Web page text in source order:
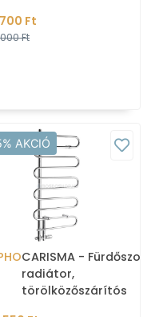
700 Ft
Ft
AKCIÓ
CARISMA -
radiátor,
törölközőszárítós